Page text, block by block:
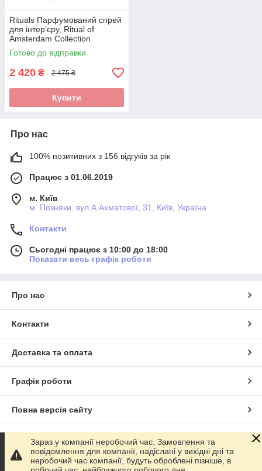
Rituals Парфумований спрей
для інтер'єру, Ritual of
Amsterdam Collection
Perfume d'Interior,
Нідерланди, 500 мл
Готово до відправки
2 420 ₴ 2 475 ₴
Купити
Про нас
100% позитивних з 156 відгуків за рік
Працює з 01.06.2019
м. Київ
м. Позняки. вул.А.Ахматової, 31, Київ, Україна
Контакти
Сьогодні працює з 10:00 до 18:00
Показати весь графік роботи
Про нас
Контакти
Доставка та оплата
Графік роботи
Повна версія сайту
Сайт створено на маркетплейсіProm.ua
Політика конфіденційності
Зараз у компанії неробочий час. Замовлення та
повідомлення для компанії, надіслані у вихідні дні та
неробочий час компанії, будуть оброблені пізніше, в